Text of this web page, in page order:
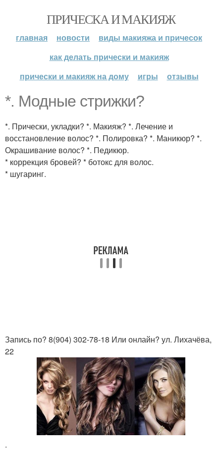
ПРИЧЕСКА И МАКИЯЖ
главная новости
виды макияжа и причесок
как делать прически и макияж
прически и макияж на дому
игры отзывы
*. Модные стрижки?
*. Прически, укладки? *. Макияж? *. Лечение и
восстановление волос? *. Полировка? *. Маникюр? *.
Окрашивание волос? *. Педикюр.
* коррекция бровей? * ботокс для волос.
* шугаринг.
Запись по? 8(904) 302-78-18 Или онлайн? ул. Лихачёва,
22
.